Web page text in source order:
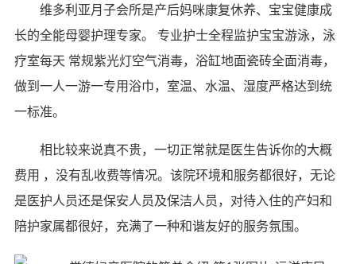
维多利亚月子会所是产后妈咪康复休养、宝宝健康成
长的全能母婴护理专家。 专业护士全程监护宝宝游泳，泳
疗室每天 常规紫光灯空气消毒，浴缸地面瓷砖全面消毒，
做到一人一游一专用浴巾，室温、水温、湿度严格达到统
一标准。
相比较来说真不贵，一切正常就是医生告诉你的大概
费用 ，没有乱收费等情况。该院环境和服务都很好，无论
是医护人员还是保安人员及保洁人员，对待入住的产妇和
陪护家属都很好，充满了一种和谐友好的服务氛围。